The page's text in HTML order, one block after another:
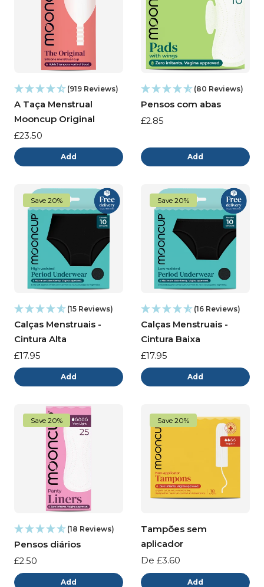
(919 Reviews)
A Taça Menstrual
Mooncup Original
Preço
normal
£23.50
Add
(80 Reviews)
Pensos com abas
Preço
£2.85
Add
Save 20%
(15 Reviews)
Calças Menstruais -
Cintura Alta
Preço
normal
£17.95
Add
Save 20%
(16 Reviews)
Calças Menstruais -
Cintura Baixa
Preço
normal
£17.95
Add
Save 20%
(18 Reviews)
Pensos diários
Preço
normal
£2.50
Add
Save 20%
Tampões sem
aplicador
Preço
normal
De £3.60
Add